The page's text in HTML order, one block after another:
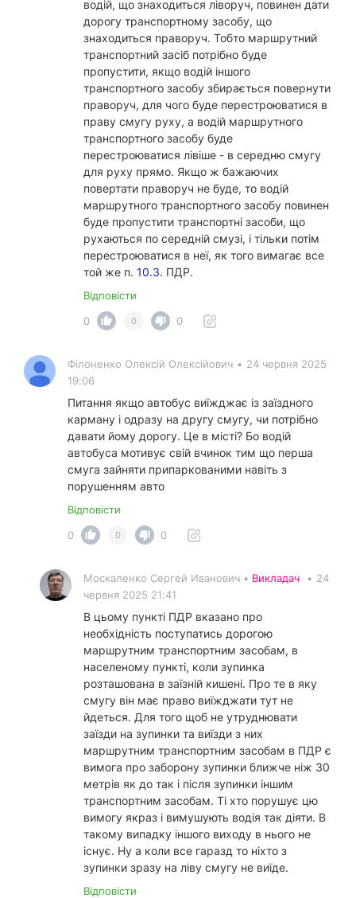
водій, що знаходиться ліворуч, повинен дати
дорогу транспортному засобу, що
знаходиться праворуч. Тобто маршрутний
транспортний засіб потрібно буде
пропустити, якщо водій іншого
транспортного засобу збирається повернути
праворуч, для чого буде перестроюватися в
праву смугу руху, а водій маршрутного
транспортного засобу буде
перестроюватися лівіше - в середню смугу
для руху прямо. Якщо ж бажаючих
повертати праворуч не буде, то водій
маршрутного транспортного засобу повинен
буде пропустити транспортні засоби, що
рухаються по середній смузі, і тільки потім
перестроюватися в неї, як того вимагає все
той же п. 10.3. ПДР.
Відповісти
0
0 0
Філоненко Олексій Олексійович • 24 червня 2025
19:06
Питання якщо автобус виїжджає із заїздного
карману і одразу на другу смугу, чи потрібно
давати йому дорогу. Це в місті? Бо водій
автобуса мотивує свій вчинок тим що перша
смуга зайняти припаркованими навіть з
порушенням авто
Відповісти
0
0 0
Москаленко Сергей Иванович • Викладач • 24
червня 2025 21:41
В цьому пункті ПДР вказано про
необхідність поступатись дорогою
маршрутним транспортним засобам, в
населеному пункті, коли зупинка
розташована в заїзній кишені. Про те в яку
смугу він має право виїжджати тут не
йдеться. Для того щоб не утруднювати
заїзди на зупинки та виїзди з них
маршрутним транспортним засобам в ПДР є
вимога про заборону зупинки ближче ніж 30
метрів як до так і після зупинки іншим
транспортним засобам. Ті хто порушує цю
вимогу якраз і вимушують водія так діяти. В
такому випадку іншого виходу в нього не
існує. Ну а коли все гаразд то ніхто з
зупинки зразу на ліву смугу не виїде.
Відповісти